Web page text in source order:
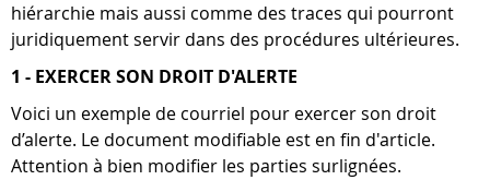
hiérarchie mais aussi comme des traces qui pourront
juridiquement servir dans des procédures ultérieures.
1 - EXERCER SON DROIT D'ALERTE
Voici un exemple de courriel pour exercer son droit
d’alerte. Le document modifiable est en fin d'article.
Attention à bien modifier les parties surlignées.